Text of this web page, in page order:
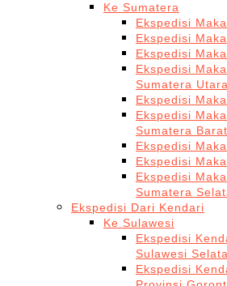
Ke Sumatera
Ekspedisi
Ekspedisi
Ekspedisi
Ekspedisi
Sumatera Utara
Ekspedisi
Ekspedisi
Sumatera Barat
Ekspedisi
Ekspedisi
Ekspedisi
Sumatera
Ekspedisi Dari Kendari
Ke Sulawesi
Ekspedisi
Sulawesi
Ekspedisi